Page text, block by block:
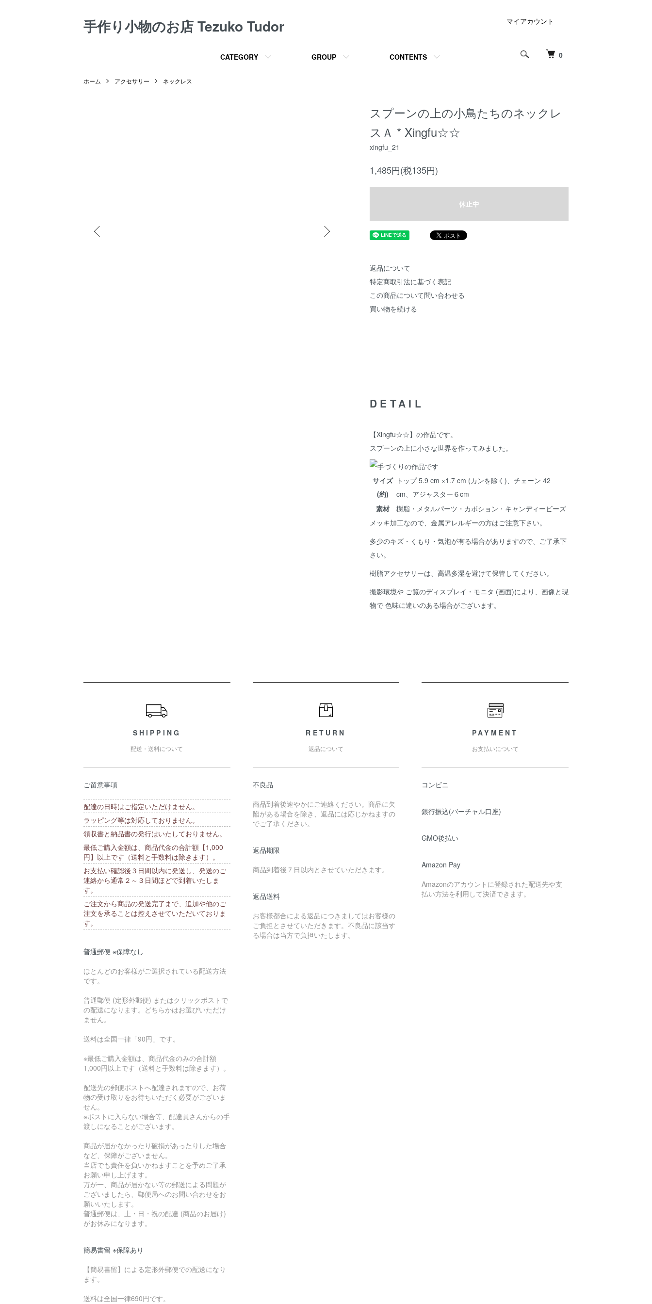
手作り小物のお店 Tezuko Tudor
0
CATEGORY GROUP CONTENTS
マイアカウント
ホーム アクセサリー ネックレス
スプーンの上の小鳥たちのネックレ
スＡ * Xingfu☆☆
xingfu_21
1,485円(税135円)
休止中
返品について
特定商取引法に基づく表記
この商品について問い合わせる
買い物を続ける
DETAIL
【Xingfu☆☆】の作品です。
スプーンの上に小さな世界を作ってみました。
サイズ
(約)
トップ 5.9 cm ×1.7 cm (カンを除く)、チェーン 42
cm、アジャスター６cm
素材
樹脂・メタルパーツ・カボション・キャンディービーズ
メッキ加工なので、金属アレルギーの方はご注意下さい。
多少のキズ・くもり・気泡が有る場合がありますので、ご了承下
さい。
樹脂アクセサリーは、高温多湿を避けて保管してください。
撮影環境や ご覧のディスプレイ・モニタ (画面)により、画像と現
物で 色味に違いのある場合がございます。
SHIPPING
配送・送料について
ご留意事項
配達の日時はご指定いただけません。
ラッピング等は対応しておりません。
領収書と納品書の発行はいたしておりません。
最低ご購入金額は、商品代金の合計額【1,000
円】以上です（送料と手数料は除きます）。
お支払い確認後３日間以内に発送し、発送のご
連絡から通常２～３日間ほどで到着いたしま
す。
ご注文から商品の発送完了まで、追加や他のご
注文を承ることは控えさせていただいておりま
す。
普通郵便 ※保障なし
ほとんどのお客様がご選択されている配送方法
です。
普通郵便 (定形外郵便) またはクリックポストで
の配送になります。どちらかはお選びいただけ
ません。
送料は全国一律「90円」です。
※最低ご購入金額は、商品代金のみの合計額
1,000円以上です（送料と手数料は除きます）。
配送先の郵便ポストへ配達されますので、お荷
物の受け取りをお待ちいただく必要がございま
せん。
※ポストに入らない場合等、配達員さんからの手
渡しになることがございます。
商品が届かなかったり破損があったりした場合
など、保障がございません。
当店でも責任を負いかねますことを予めご了承
お願い申し上げます。
万が一、商品が届かない等の郵送による問題が
ございましたら、郵便局へのお問い合わせをお
願いいたします。
普通郵便は、土・日・祝の配達 (商品のお届け)
がお休みになります。
簡易書留 ※保障あり
【簡易書留】による定形外郵便での配送になり
ます。
送料は全国一律690円です。
RETURN
返品について
不良品
商品到着後速やかにご連絡ください。商品に欠
陥がある場合を除き、返品には応じかねますの
でご了承ください。
返品期限
商品到着後７日以内とさせていただきます。
返品送料
お客様都合による返品につきましてはお客様の
ご負担とさせていただきます。不良品に該当す
る場合は当方で負担いたします。
PAYMENT
お支払いについて
コンビニ
銀行振込(バーチャル口座)
GMO後払い
Amazon Pay
Amazonのアカウントに登録された配送先や支
払い方法を利用して決済できます。